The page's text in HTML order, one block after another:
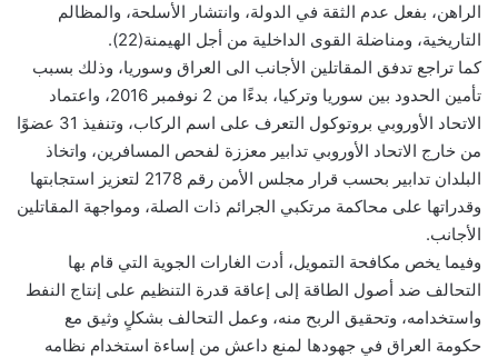
الراهن، بفعل عدم الثقة في الدولة، وانتشار الأسلحة، والمظالم
التاريخية، ومناضلة القوى الداخلية من أجل الهيمنة(22).
كما تراجع تدفق المقاتلين الأجانب الى العراق وسوريا، وذلك بسبب
تأمين الحدود بين سوريا وتركيا، بدءًا من 2 نوفمبر 2016، واعتماد
الاتحاد الأوروبي بروتوكول التعرف على اسم الركاب، وتنفيذ 31 عضوًا
من خارج الاتحاد الأوروبي تدابير معززة لفحص المسافرين، واتخاذ
البلدان تدابير بحسب قرار مجلس الأمن رقم 2178 لتعزيز استجابتها
وقدراتها على محاكمة مرتكبي الجرائم ذات الصلة، ومواجهة المقاتلين
الأجانب.
وفيما يخص مكافحة التمويل، أدت الغارات الجوية التي قام بها
التحالف ضد أصول الطاقة إلى إعاقة قدرة التنظيم على إنتاج النفط
واستخدامه، وتحقيق الربح منه، وعمل التحالف بشكلٍ وثيق مع
حكومة العراق في جهودها لمنع داعش من إساءة استخدام نظامه